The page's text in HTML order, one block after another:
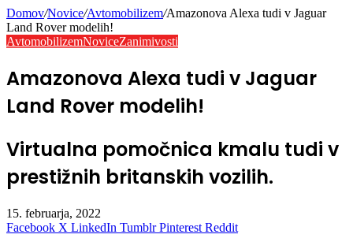
Domov/Novice/Avtomobilizem/Amazonova Alexa tudi v Jaguar
Land Rover modelih!
AvtomobilizemNoviceZanimivosti
Amazonova Alexa tudi v Jaguar
Land Rover modelih!
Virtualna pomočnica kmalu tudi v
prestižnih britanskih vozilih.
15. februarja, 2022
Facebook X LinkedIn Tumblr Pinterest Reddit